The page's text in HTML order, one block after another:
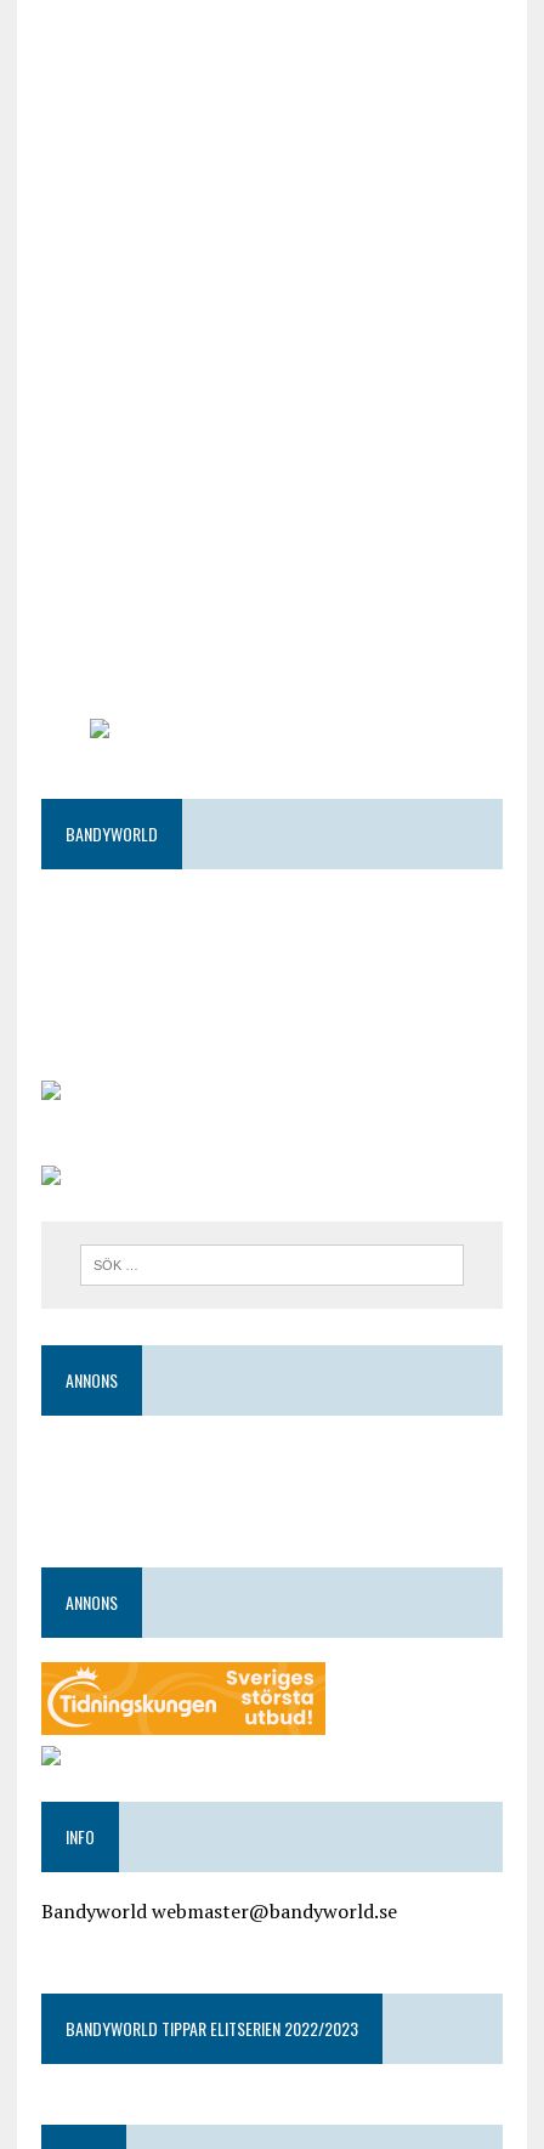
BANDYWORLD
ANNONS
ANNONS
INFO
Bandyworld webmaster@bandyworld.se
BANDYWORLD TIPPAR ELITSERIEN 2022/2023